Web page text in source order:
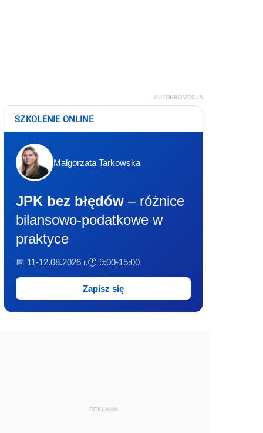
AUTOPROMOCJA
SZKOLENIE ONLINE
Małgorzata Tarkowska
JPK bez błędów – różnice
bilansowo-podatkowe w
praktyce
📅 11-12.08.2026 r.🕐 9:00-15:00
Zapisz się
REKLAMA